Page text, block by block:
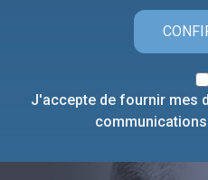
J'accepte de fournir mes